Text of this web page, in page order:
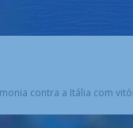
contra a Itália com